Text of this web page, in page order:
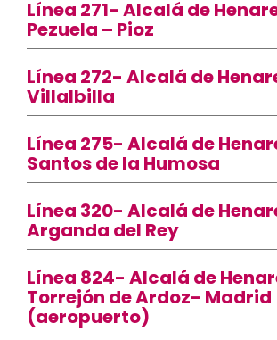
Línea 271- Alcalá de
Pezuela – Pioz
Línea 272- Alcalá de
Villalbilla
Línea 275- Alcalá de
Santos de la Humosa
Línea 320- Alcalá de
Arganda del Rey
Línea 824- Alcalá de
Torrejón de Ardoz- Madrid
(aeropuerto)